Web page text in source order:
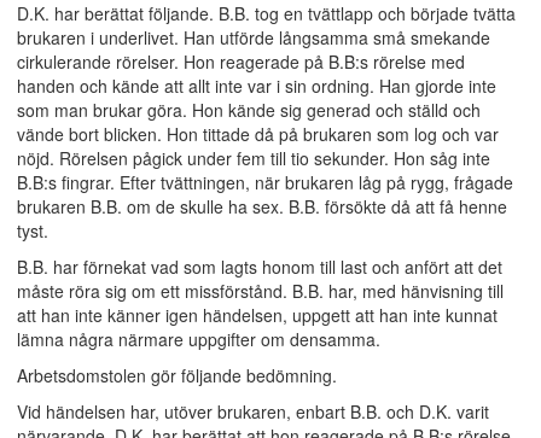
D.K. har berättat följande. B.B. tog en tvättlapp och började tvätta
brukaren i underlivet. Han utförde långsamma små smekande
cirkulerande rörelser. Hon reagerade på B.B:s rörelse med
handen och kände att allt inte var i sin ordning. Han gjorde inte
som man brukar göra. Hon kände sig generad och ställd och
vände bort blicken. Hon tittade då på brukaren som log och var
nöjd. Rörelsen pågick under fem till tio sekunder. Hon såg inte
B.B:s fingrar. Efter tvättningen, när brukaren låg på rygg, frågade
brukaren B.B. om de skulle ha sex. B.B. försökte då att få henne
tyst.
B.B. har förnekat vad som lagts honom till last och anfört att det
måste röra sig om ett missförstånd. B.B. har, med hänvisning till
att han inte känner igen händelsen, uppgett att han inte kunnat
lämna några närmare uppgifter om densamma.
Arbetsdomstolen gör följande bedömning.
Vid händelsen har, utöver brukaren, enbart B.B. och D.K. varit